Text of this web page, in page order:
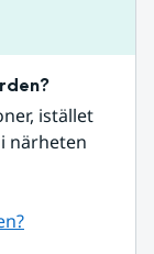
istället
närheten